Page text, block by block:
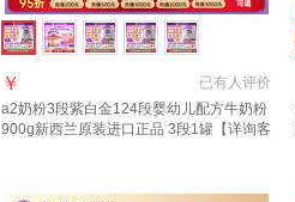
已有人评价
￥
a2奶粉3段紫白金124段婴幼儿配方牛奶粉
900g新西兰原装进口正品 3段1罐【详询客